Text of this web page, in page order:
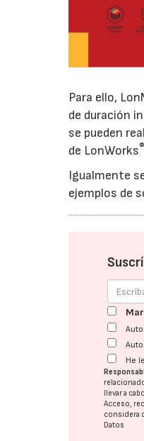
Para ello,
de duración
se pueden
de LonWorks®
Igualmente
ejemplos de
He
llevar a
Acceso,
considera
Datos